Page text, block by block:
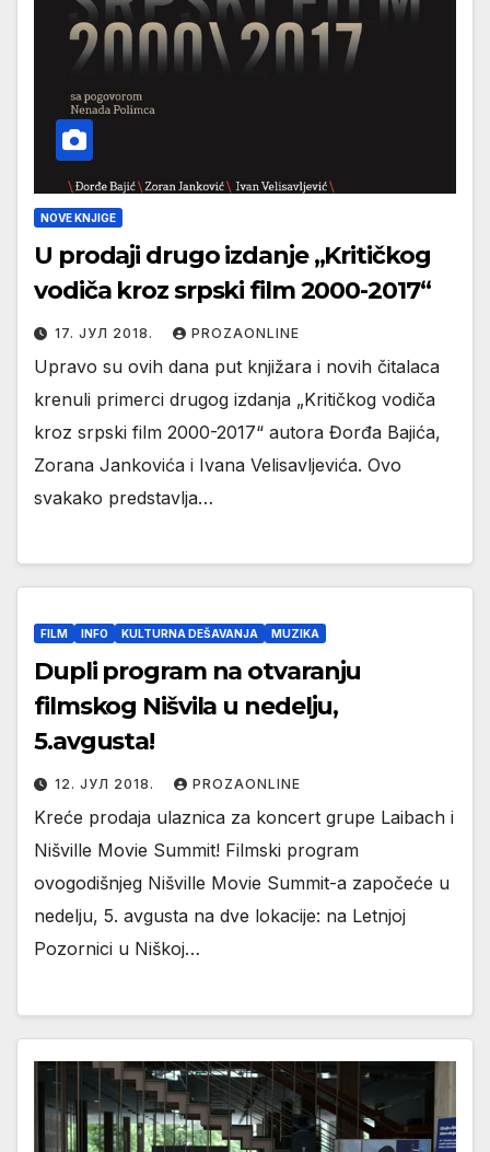
NOVE KNJIGE
U prodaji drugo izdanje „Kritičkog
vodiča kroz srpski film 2000-2017“
17. ЈУЛ 2018. PROZAONLINE
Upravo su ovih dana put knjižara i novih čitalaca
krenuli primerci drugog izdanja „Kritičkog vodiča
kroz srpski film 2000-2017“ autora Đorđa Bajića,
Zorana Jankovića i Ivana Velisavljevića. Ovo
svakako predstavlja…
FILM INFO KULTURNA DEŠAVANJA MUZIKA
Dupli program na otvaranju
filmskog Nišvila u nedelju,
5.avgusta!
12. ЈУЛ 2018. PROZAONLINE
Kreće prodaja ulaznica za koncert grupe Laibach i
Nišville Movie Summit! Filmski program
ovogodišnjeg Nišville Movie Summit-a započeće u
nedelju, 5. avgusta na dve lokacije: na Letnjoj
Pozornici u Niškoj…